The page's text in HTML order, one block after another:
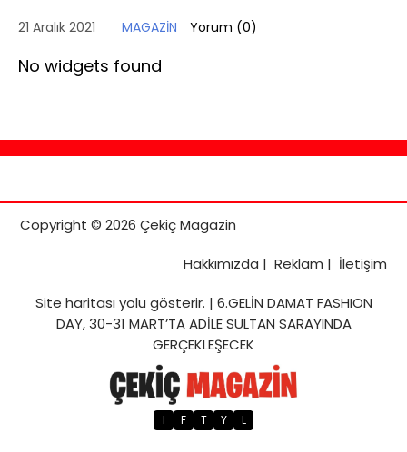
21 Aralık 2021 MAGAZİN Yorum (0)
No widgets found
Copyright © 2026 Çekiç Magazin
Hakkımızda | Reklam | İletişim
Site haritasıyolu gösterir. | 6.GELİN DAMAT FASHION
DAY, 30-31 MART’TA ADİLE SULTAN SARAYINDA
GERÇEKLEŞECEK
I F T Y L